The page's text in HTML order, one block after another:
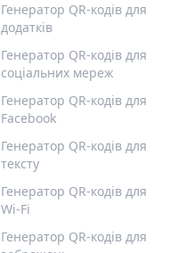
Генератор QR-кодів для
додатків
Генератор QR-кодів для
соціальних мереж
Генератор QR-кодів для
Facebook
Генератор QR-кодів для
тексту
Генератор QR-кодів для
Wi-Fi
Генератор QR-кодів для